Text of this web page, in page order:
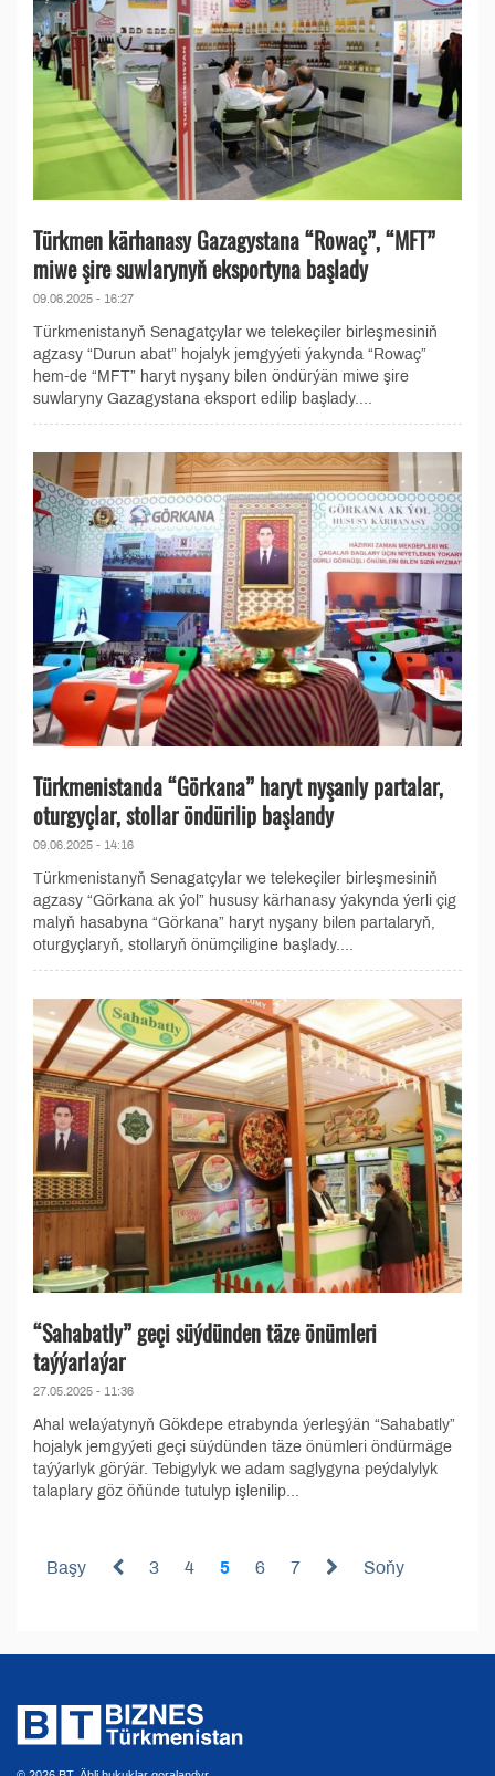
Türkmen kärhanasy Gazagystana “Rowaç”, “MFT”
miwe şire suwlarynyň eksportyna başlady
09.06.2025 - 16:27
Türkmenistanyň Senagatçylar we telekeçiler birleşmesiniň
agzasy “Durun abat” hojalyk jemgyýeti ýakynda “Rowaç”
hem-de “MFT” haryt nyşany bilen öndürýän miwe şire
suwlaryny Gazagystana eksport edilip başlady....
Türkmenistanda “Görkana” haryt nyşanly partalar,
oturgyçlar, stollar öndürilip başlandy
09.06.2025 - 14:16
Türkmenistanyň Senagatçylar we telekeçiler birleşmesiniň
agzasy “Görkana ak ýol” hususy kärhanasy ýakynda ýerli çig
malyň hasabyna “Görkana” haryt nyşany bilen partalaryň,
oturgyçlaryň, stollaryň önümçiligine başlady....
“Sahabatly” geçi süýdünden täze önümleri
taýýarlaýar
27.05.2025 - 11:36
Ahal welaýatynyň Gökdepe etrabynda ýerleşýän “Sahabatly”
hojalyk jemgyýeti geçi süýdünden täze önümleri öndürmäge
taýýarlyk görýär. Tebigylyk we adam saglygyna peýdalylyk
talaplary göz öňünde tutulyp işlenilip...
Başy 3 4 5 6 7 Soňy